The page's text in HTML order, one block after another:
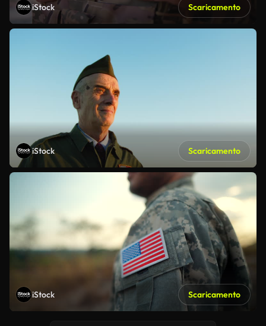
iStock Scaricamento
iStock Scaricamento
iStock Scaricamento